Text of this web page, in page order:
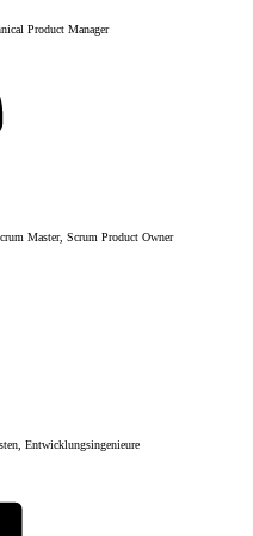
Product Manager
Master, Scrum Product Owner
Entwicklungsingenieure